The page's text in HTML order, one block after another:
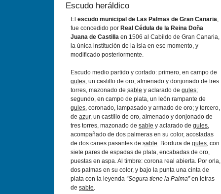
Escudo heráldico
El escudo municipal de Las Palmas de Gran Canaria,
fue concedido por Real Cédula de la Reina Doña
Juana de Castilla en 1506 al Cabildo de Gran Canaria,
la única institución de la isla en ese momento, y
modificado posteriormente.
Escudo medio partido y cortado: primero, en campo de
gules, un castillo de oro, almenado y donjonado de tres
torres, mazonado de sable y aclarado de gules;
segundo, en campo de plata, un león rampante de
gules, coronado, lampasado y armado de oro; y tercero,
de azur, un castillo de oro, almenado y donjonado de
tres torres, mazonado de sable y aclarado de gules,
acompañado de dos palmeras en su color, acostadas
de dos canes pasantes de sable. Bordura de gules, con
siete pares de espadas de plata, encabadas de oro,
puestas en aspa. Al timbre: corona real abierta. Por orla,
dos palmas en su color, y bajo la punta una cinta de
plata con la leyenda “Segura tiene la Palma”en letras
de sable.